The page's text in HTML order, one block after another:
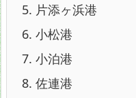
5. 片添ヶ浜港
6. 小松港
7. 小泊港
8. 佐連港